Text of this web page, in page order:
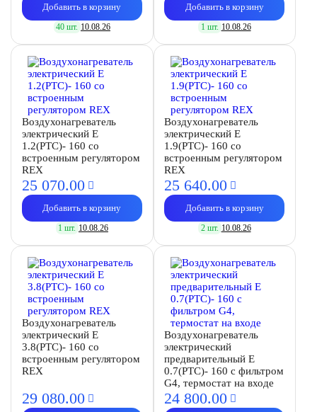
Добавить в корзину
40 шт. 10.08.26
Добавить в корзину
1 шт. 10.08.26
Воздухонагреватель
электрический E
1.2(PTC)- 160 со
встроенным регулятором
REX
25 070.00
Добавить в корзину
1 шт. 10.08.26
Воздухонагреватель
электрический E
1.9(PTC)- 160 со
встроенным регулятором
REX
25 640.00
Добавить в корзину
2 шт. 10.08.26
Воздухонагреватель
электрический E
3.8(PTC)- 160 со
встроенным регулятором
REX
29 080.00
Воздухонагреватель
электрический
предварительный E
0.7(PTC)- 160 с фильтром
G4, термостат на входе
24 800.00